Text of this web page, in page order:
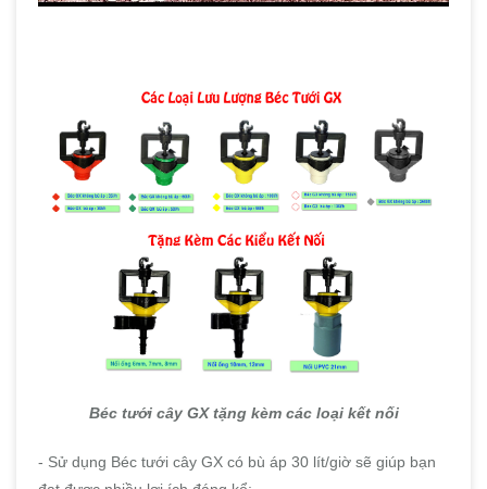
Béc tưới cây GX tặng kèm các loại kết nối
- Sử dụng Béc tưới cây GX có bù áp 30 lít/giờ sẽ giúp bạn